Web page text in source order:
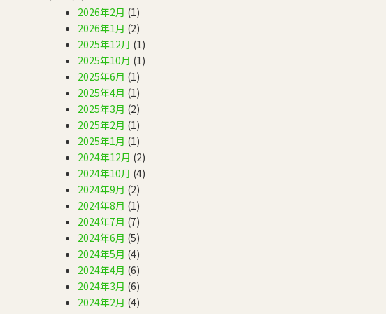
2026年2月 (1)
2026年1月 (2)
2025年12月 (1)
2025年10月 (1)
2025年6月 (1)
2025年4月 (1)
2025年3月 (2)
2025年2月 (1)
2025年1月 (1)
2024年12月 (2)
2024年10月 (4)
2024年9月 (2)
2024年8月 (1)
2024年7月 (7)
2024年6月 (5)
2024年5月 (4)
2024年4月 (6)
2024年3月 (6)
2024年2月 (4)